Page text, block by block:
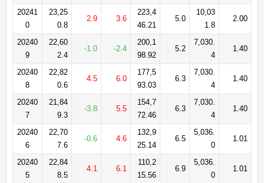
20241
0
23,25
0.8
2.9 3.6
223,4
46.21
5.0
10,03
1.8
2.00
20240
9
22,60
2.4
-1.0 -2.4
200,1
98.92
5.2
7,030.
4
1.40
20240
8
22,82
0.6
4.5 6.0
177,5
93.03
6.3
7,030.
4
1.40
20240
7
21,84
9.3
-3.8 5.5
154,7
72.46
6.3
7,030.
4
1.40
20240
6
22,70
7.6
-0.6 4.6
132,9
25.14
6.5
5,036.
0
1.01
20240
5
22,84
8.5
4.1 6.1
110,2
15.56
6.9
5,036.
0
1.01